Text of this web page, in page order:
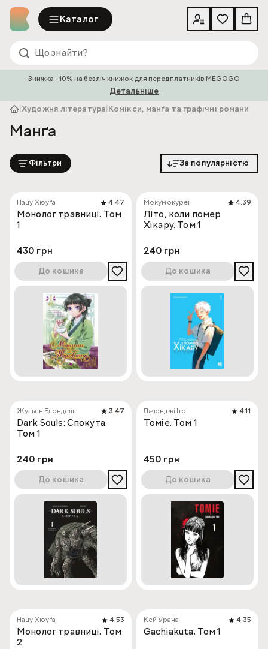
Каталог
Знижка -10% на безліч книжок для передплатників MEGOGO
Детальніше
|Художня література Комікси, манґа та графічні романи
Манґа
Фільтри За популярністю
Нацу Хюуґа 4.47
Монолог травниці. Том
1
430 грн
До кошика
Мокумокурен 4.39
Літо, коли помер
Хікару. Том 1
240 грн
До кошика
Жульєн Блондель 3.47
Dark Souls: Спокута.
Том 1
240 грн
До кошика
Джюнджі Іто 4.11
Томіе. Том 1
450 грн
До кошика
Нацу Хюуґа 4.53
Монолог травниці. Том
2
Кей Урана 4.35
Gachiakuta. Том 1